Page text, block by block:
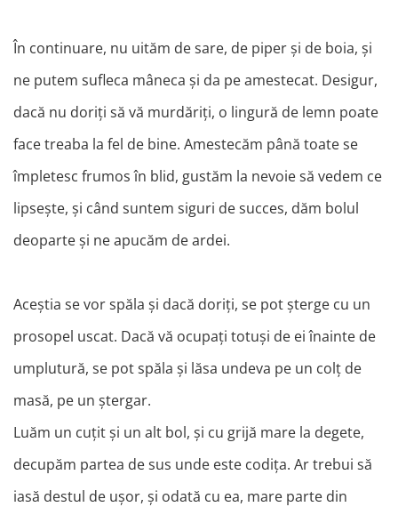
În continuare, nu uităm de sare, de piper și de boia, și
ne putem sufleca mâneca și da pe amestecat. Desigur,
dacă nu doriți să vă murdăriți, o lingură de lemn poate
face treaba la fel de bine. Amestecăm până toate se
împletesc frumos în blid, gustăm la nevoie să vedem ce
lipsește, și când suntem siguri de succes, dăm bolul
deoparte și ne apucăm de ardei.
Aceștia se vor spăla și dacă doriți, se pot șterge cu un
prosopel uscat. Dacă vă ocupați totuși de ei înainte de
umplutură, se pot spăla și lăsa undeva pe un colț de
masă, pe un ștergar.
Luăm un cuțit și un alt bol, și cu grijă mare la degete,
decupăm partea de sus unde este codița. Ar trebui să
iasă destul de ușor, și odată cu ea, mare parte din